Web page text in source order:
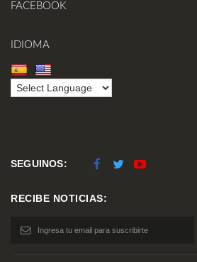
FACEBOOK
IDIOMA
SEGUINOS:
RECIBE NOTICIAS: